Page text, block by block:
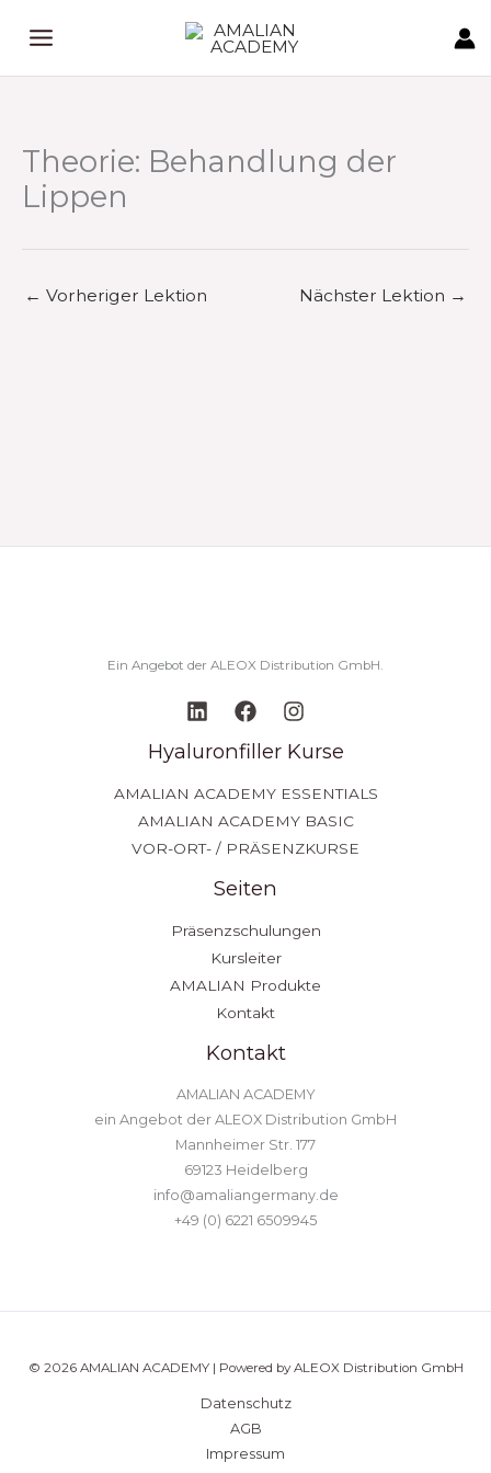
Inhalt
springen
Theorie: Behandlung der
Lippen
← Vorheriger Lektion Nächster Lektion →
Ein Angebot der ALEOX Distribution GmbH.
Hyaluronfiller Kurse
AMALIAN ACADEMY ESSENTIALS
AMALIAN ACADEMY BASIC
VOR-ORT- / PRÄSENZKURSE
Seiten
Präsenzschulungen
Kursleiter
AMALIAN Produkte
Kontakt
Kontakt
AMALIAN ACADEMY
ein Angebot der ALEOX Distribution GmbH
Mannheimer Str. 177
69123 Heidelberg
info@amaliangermany.de
+49 (0) 6221 6509945
© 2026 AMALIAN ACADEMY | Powered by ALEOX Distribution GmbH
Datenschutz
AGB
Impressum